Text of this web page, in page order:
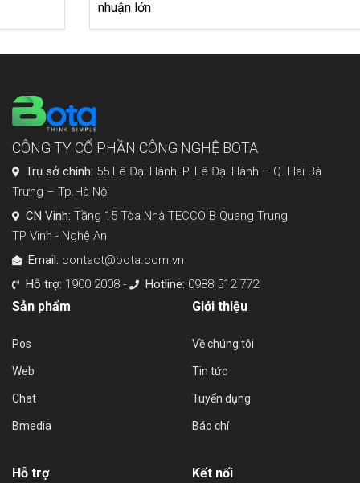
CÔNG TY CỔ PHẦN CÔNG NGHỆ BOTA
Trụ sở chính: 55 Lê Đại Hành, P. Lê Đại Hành – Q. Hai Bà
Trưng – Tp.Hà Nội
CN Vinh: Tầng 15 Tòa Nhà TECCO B Quang Trung
TP Vinh - Nghệ An
Email: contact@bota.com.vn
Hỗ trợ: 1900 2008 - Hotline: 0988 512 772
Sản phẩm
Pos
Web
Chat
Bmedia
Giới thiệu
Về chúng tôi
Tin tức
Tuyển dụng
Báo chí
Hỗ trợ Kết nối